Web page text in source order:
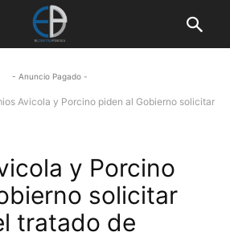
- Anuncio Pagado -
Avicola y Porcino piden al Gobierno solicitar
y Porcino
solicitar
tratado de